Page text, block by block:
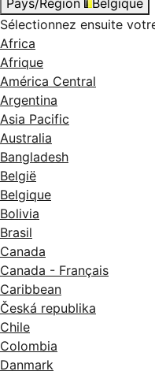
Pays/Région
Belgique
Sélectionnez ensuite
Africa
Afrique
América Central
Argentina
Asia Pacific
Australia
Bangladesh
België
Belgique
Bolivia
Brasil
Canada
Canada - Français
Caribbean
Česká republika
Chile
Colombia
Danmark